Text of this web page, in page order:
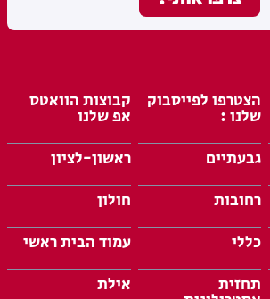
הצטרפו לפייסבוק
שלנו :
קבוצות הוואטס
אפ שלנו
גבעתיים
ראשון-לציון
רחובות
חולון
כללי
עמוד הבית ראשי
תחזית אילת